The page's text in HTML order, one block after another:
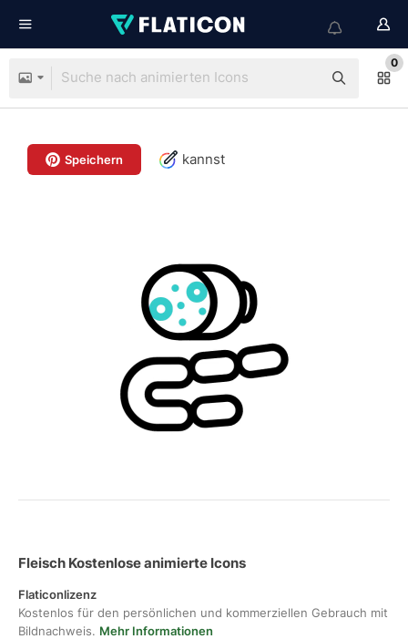
0
Speichern kannst
Fleisch Kostenlose animierte Icons
Flaticonlizenz
Kostenlos für den persönlichen und kommerziellen Gebrauch mit
Bildnachweis. Mehr Informationen